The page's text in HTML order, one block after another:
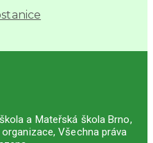
a Mateřská škola Brno,
Všechna práva